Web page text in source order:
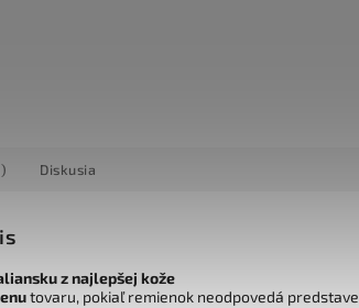
Diskusia
z najlepšej kože
tovaru, pokiaľ remienok neodpovedá predstave